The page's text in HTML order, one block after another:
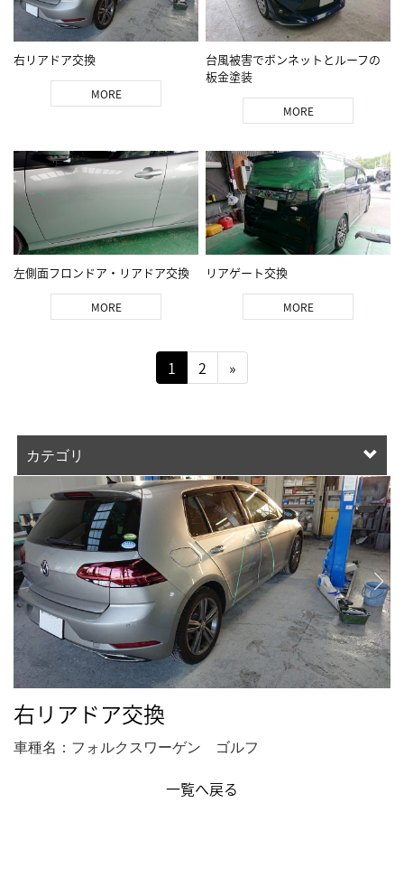
右リアドア交換
MORE
台風被害でボンネットとルーフの
板金塗装
MORE
左側面フロンドア・リアドア交換
MORE
リアゲート交換
MORE
1 2 »
カテゴリ
右リアドア交換
車種名：フォルクスワーゲン ゴルフ
一覧へ戻る